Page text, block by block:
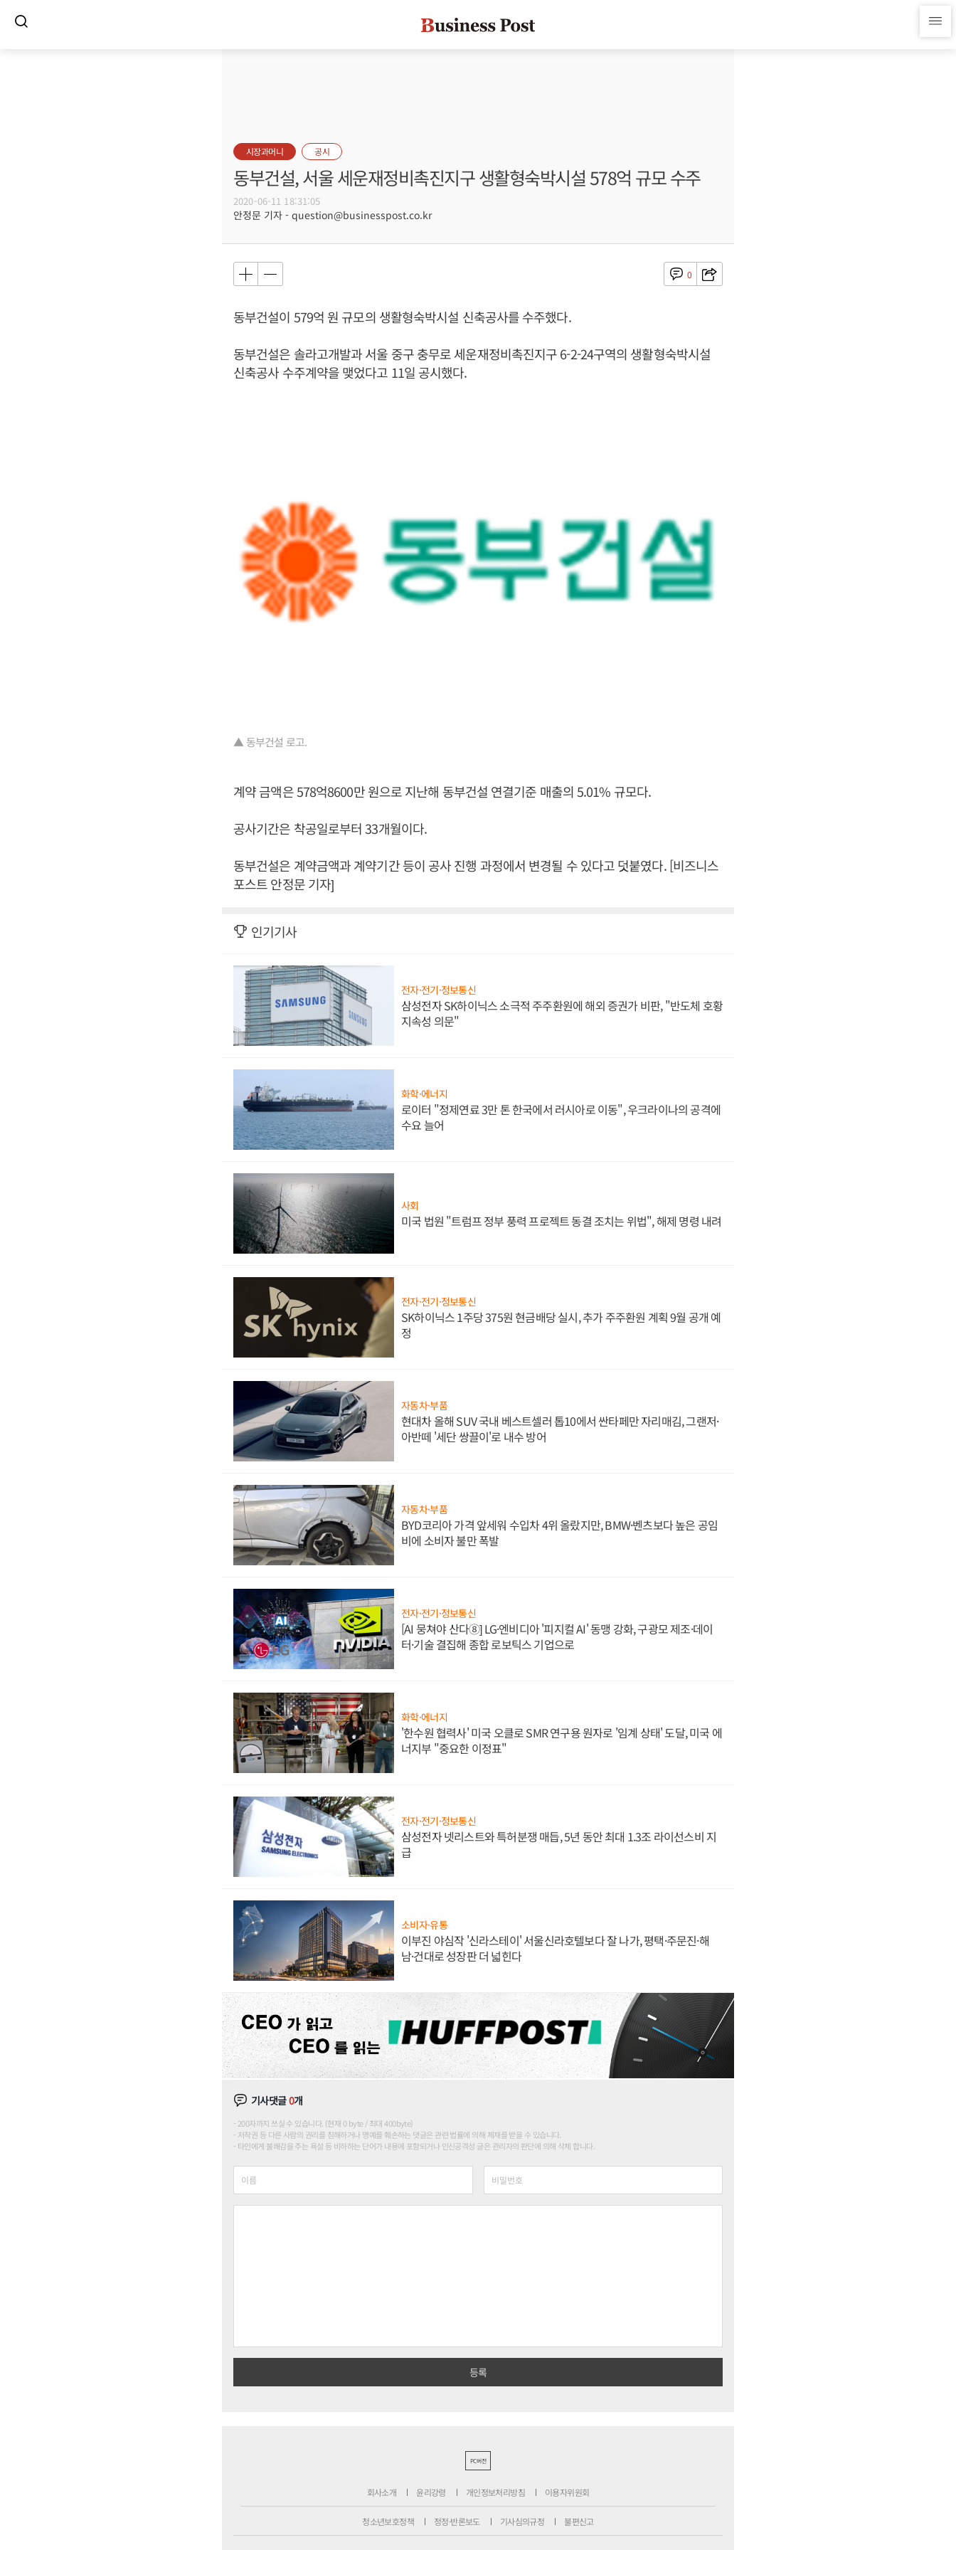
시장과머니 공시
동부건설, 서울 세운재정비촉진지구 생활형숙박시설 578억 규모 수주
2020-06-11 18:31:05
안정문 기자 - question@businesspost.co.kr
0
동부건설이 579억 원 규모의 생활형숙박시설 신축공사를 수주했다.
동부건설은 솔라고개발과 서울 중구 충무로 세운재정비촉진지구 6-2-24구역의 생활형숙박시설
신축공사 수주계약을 맺었다고 11일 공시했다.
▲ 동부건설 로고.
계약 금액은 578억8600만 원으로 지난해 동부건설 연결기준 매출의 5.01% 규모다.
공사기간은 착공일로부터 33개월이다.
동부건설은 계약금액과 계약기간 등이 공사 진행 과정에서 변경될 수 있다고 덧붙였다. [비즈니스
포스트 안정문 기자]
인기기사
전자·전기·정보통신
삼성전자 SK하이닉스 소극적 주주환원에 해외 증권가 비판, "반도체 호황
지속성 의문"
화학·에너지
로이터 "정제연료 3만 톤 한국에서 러시아로 이동", 우크라이나의 공격에
수요 늘어
사회
미국 법원 "트럼프 정부 풍력 프로젝트 동결 조치는 위법", 해제 명령 내려
전자·전기·정보통신
SK하이닉스 1주당 375원 현금배당 실시, 추가 주주환원 계획 9월 공개 예
정
자동차·부품
현대차 올해 SUV 국내 베스트셀러 톱10에서 싼타페만 자리매김, 그랜저·
아반떼 '세단 쌍끌이'로 내수 방어
자동차·부품
BYD코리아 가격 앞세워 수입차 4위 올랐지만, BMW·벤츠보다 높은 공임
비에 소비자 불만 폭발
전자·전기·정보통신
[AI 뭉쳐야 산다⑧] LG·엔비디아 '피지컬 AI' 동맹 강화, 구광모 제조·데이
터·기술 결집해 종합 로보틱스 기업으로
화학·에너지
'한수원 협력사' 미국 오클로 SMR 연구용 원자로 '임계 상태' 도달, 미국 에
너지부 "중요한 이정표"
전자·전기·정보통신
삼성전자 넷리스트와 특허분쟁 매듭, 5년 동안 최대 1.3조 라이선스비 지
급
소비자·유통
이부진 야심작 '신라스테이' 서울신라호텔보다 잘 나가, 평택·주문진·해
남·건대로 성장판 더 넓힌다
기사댓글0개
200자까지 쓰실 수 있습니다. (현재 0 byte / 최대 400byte)
저작권 등 다른 사람의 권리를 침해하거나 명예를 훼손하는 댓글은 관련 법률에 의해 제재를 받을 수 있습니다.
타인에게 불쾌감을 주는 욕설 등 비하하는 단어가 내용에 포함되거나 인신공격성 글은 관리자의 판단에 의해 삭제 합니다.
PC버전
회사소개 윤리강령 개인정보처리방침 이용자위원회
청소년보호정책 정정·반론보도 기사심의규정 불편신고